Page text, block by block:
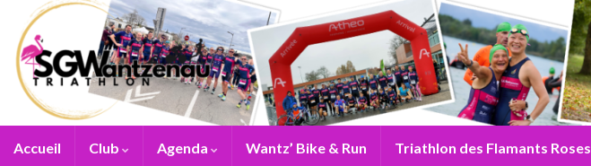
Accueil Club Agenda Wantz’ Bike & Run Triathlon des Flamants Roses